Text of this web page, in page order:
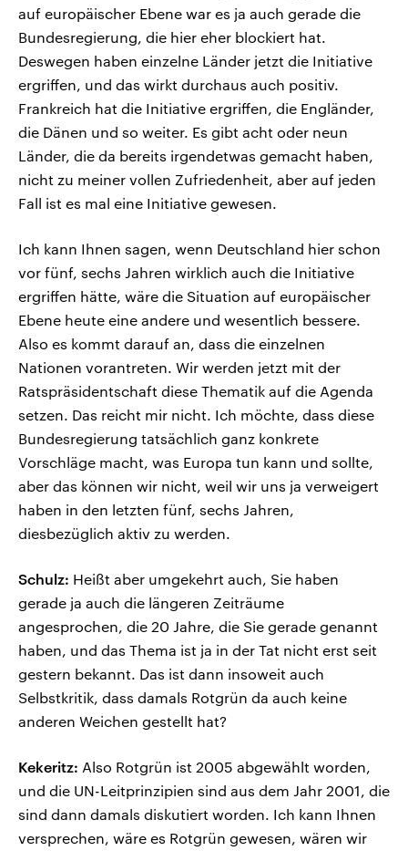
auf europäischer Ebene war es ja auch gerade die
Bundesregierung, die hier eher blockiert hat.
Deswegen haben einzelne Länder jetzt die Initiative
ergriffen, und das wirkt durchaus auch positiv.
Frankreich hat die Initiative ergriffen, die Engländer,
die Dänen und so weiter. Es gibt acht oder neun
Länder, die da bereits irgendetwas gemacht haben,
nicht zu meiner vollen Zufriedenheit, aber auf jeden
Fall ist es mal eine Initiative gewesen.
Ich kann Ihnen sagen, wenn Deutschland hier schon
vor fünf, sechs Jahren wirklich auch die Initiative
ergriffen hätte, wäre die Situation auf europäischer
Ebene heute eine andere und wesentlich bessere.
Also es kommt darauf an, dass die einzelnen
Nationen vorantreten. Wir werden jetzt mit der
Ratspräsidentschaft diese Thematik auf die Agenda
setzen. Das reicht mir nicht. Ich möchte, dass diese
Bundesregierung tatsächlich ganz konkrete
Vorschläge macht, was Europa tun kann und sollte,
aber das können wir nicht, weil wir uns ja verweigert
haben in den letzten fünf, sechs Jahren,
diesbezüglich aktiv zu werden.
Schulz: Heißt aber umgekehrt auch, Sie haben
gerade ja auch die längeren Zeiträume
angesprochen, die 20 Jahre, die Sie gerade genannt
haben, und das Thema ist ja in der Tat nicht erst seit
gestern bekannt. Das ist dann insoweit auch
Selbstkritik, dass damals Rotgrün da auch keine
anderen Weichen gestellt hat?
Kekeritz: Also Rotgrün ist 2005 abgewählt worden,
und die UN-Leitprinzipien sind aus dem Jahr 2001, die
sind dann damals diskutiert worden. Ich kann Ihnen
versprechen, wäre es Rotgrün gewesen, wären wir